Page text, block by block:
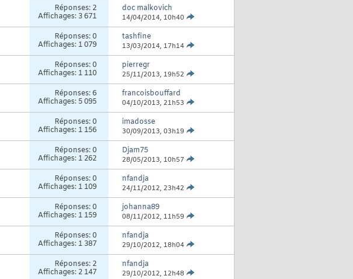
Réponses: 2
Affichages: 3 671
doc malkovich
14/04/2014, 10h40
Réponses:0
Affichages: 1 079
tashfine
13/03/2014, 17h14
Réponses:0
Affichages: 1 110
pierregr
25/11/2013, 19h52
Réponses:6
Affichages: 5 095
francoisbouffard
04/10/2013, 21h53
Réponses:0
Affichages: 1 156
imadosse
30/09/2013, 03h19
Réponses:0
Affichages: 1 262
Djam75
28/05/2013, 10h57
Réponses:0
Affichages: 1 109
nfandja
24/11/2012, 23h42
Réponses:0
Affichages: 1 159
johanna89
08/11/2012, 11h59
Réponses:0
Affichages: 1 387
nfandja
29/10/2012, 18h04
Réponses: 2
Affichages: 2 147
nfandja
29/10/2012, 12h48